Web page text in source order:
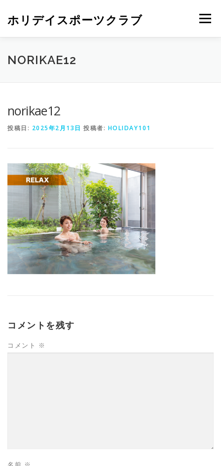
ホリデイスポーツクラブ メニュー
NORIKAE12
norikae12
投稿日: 2025年2月13日 投稿者: HOLIDAY101
コメントを残す
コメント ※